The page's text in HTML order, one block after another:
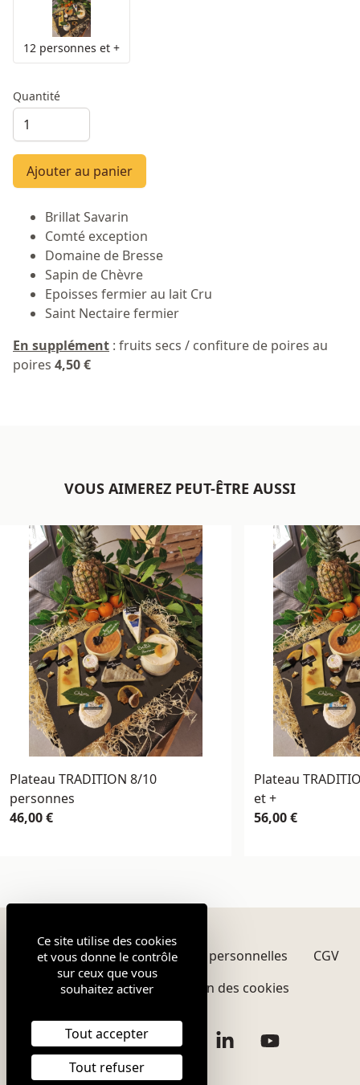
12 personnes et +
Quantité
Ajouter au panier
Brillat Savarin
Comté exception
Domaine de Bresse
Sapin de Chèvre
Epoisses fermier au lait Cru
Saint Nectaire fermier
En supplément : fruits secs / confiture de poires au
poires 4,50 €
VOUS AIMEREZ PEUT-ÊTRE AUSSI
Plateau TRADITION 8/10
personnes
46,00 €
Plateau
et +
56,00 €
Mentions légales Données personnelles
CGV
Plan du site
Gestion des cookies
FacebookInstagramTwitterLinkedInYouTube
Ce site utilise des cookies
et vous donne le contrôle
sur ceux que vous
souhaitez activer
Tout accepter
Tout refuser